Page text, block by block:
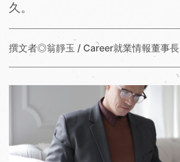
久。
撰文者◎翁靜玉 / Career就業情報董事長